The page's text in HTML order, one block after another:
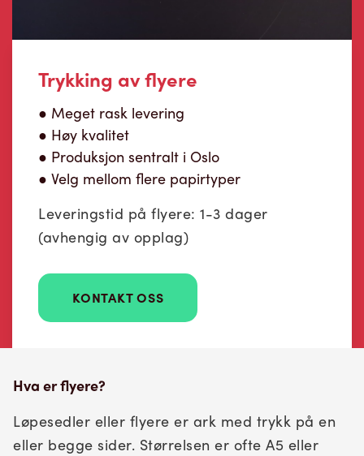
Trykking av flyere
● Meget rask levering
● Høy kvalitet
● Produksjon sentralt i Oslo
● Velg mellom flere papirtyper
Leveringstid på flyere: 1-3 dager
(avhengig av opplag)
KONTAKT OSS
Hva er flyere?
Løpesedler eller flyere er ark med trykk på en
eller begge sider. Størrelsen er ofte A5 eller